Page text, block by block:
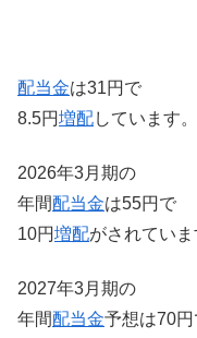
配当金は31円で
8.5円増配しています。
2026年3月期の
年間配当金は55円で
10円増配がされていま
2027年3月期の
年間配当金予想は70円